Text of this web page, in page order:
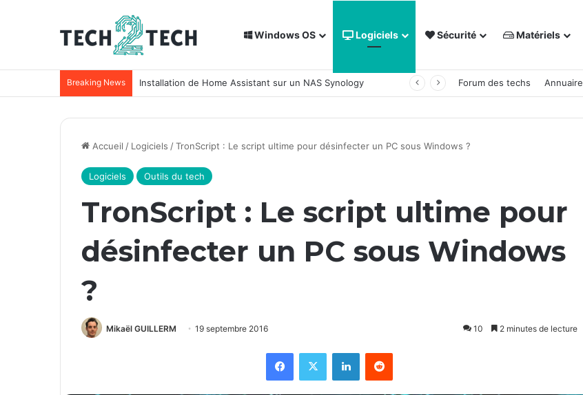
Windows OS Logiciels Sécurité Matériels
Breaking News Installation de Home Assistant sur un NAS Synology Forum des techs Annuaire
Accueil / Logiciels /TronScript : Le script ultime pour désinfecter un PC sous Windows ?
Logiciels Outils du tech
TronScript : Le script ultime pour
désinfecter un PC sous Windows
?
Mikaël GUILLERM 19 septembre 2016 10 2 minutes de lecture